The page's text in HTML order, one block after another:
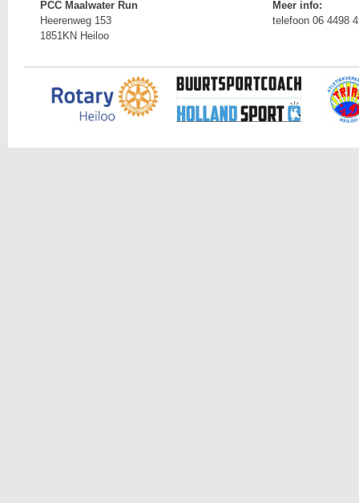
PCC Maalwater Run
Heerenweg 153
1851KN Heiloo
Meer info:
telefoon 06 4498